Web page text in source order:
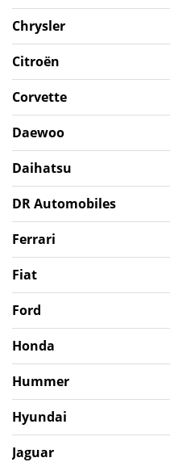
Chrysler
Citroën
Corvette
Daewoo
Daihatsu
DR Automobiles
Ferrari
Fiat
Ford
Honda
Hummer
Hyundai
Jaguar